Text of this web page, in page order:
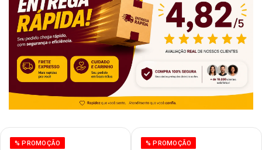
% PROMOÇÃO % PROMOÇÃO